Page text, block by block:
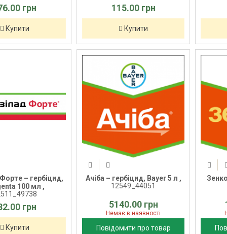
грн
Купити
115.00 грн
Купити
– гербіцид,
100 мл ,
грн
Купити
Ачіба – гербіцид, Bayer 5 л ,
12549_44051
5140.00 грн
Немає в наявності
Повідомити про товар